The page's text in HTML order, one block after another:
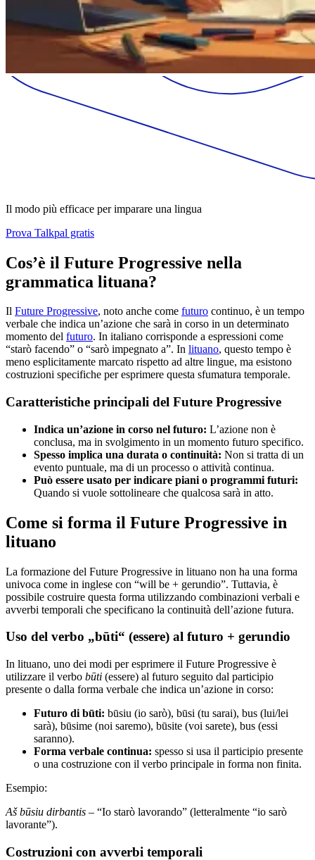
Il modo più efficace per imparare una lingua
Prova Talkpal gratis
Cos’è il Future Progressive nella
grammatica lituana?
Il Future Progressive, noto anche come futuro continuo, è un tempo
verbale che indica un’azione che sarà in corso in un determinato
momento del futuro. In italiano corrisponde a espressioni come
“starò facendo” o “sarò impegnato a”. In lituano, questo tempo è
meno esplicitamente marcato rispetto ad altre lingue, ma esistono
costruzioni specifiche per esprimere questa sfumatura temporale.
Caratteristiche principali del Future Progressive
Indica un’azione in corso nel futuro: L’azione non è
conclusa, ma in svolgimento in un momento futuro specifico.
Spesso implica una durata o continuità: Non si tratta di un
evento puntuale, ma di un processo o attività continua.
Può essere usato per indicare piani o programmi futuri:
Quando si vuole sottolineare che qualcosa sarà in atto.
Come si forma il Future Progressive in
lituano
La formazione del Future Progressive in lituano non ha una forma
univoca come in inglese con “will be + gerundio”. Tuttavia, è
possibile costruire questa forma utilizzando combinazioni verbali e
avverbi temporali che specificano la continuità dell’azione futura.
Uso del verbo „būti“ (essere) al futuro + gerundio
In lituano, uno dei modi per esprimere il Future Progressive è
utilizzare il verbo būti (essere) al futuro seguito dal participio
presente o dalla forma verbale che indica un’azione in corso:
Futuro di būti: būsiu (io sarò), būsi (tu sarai), bus (lui/lei
sarà), būsime (noi saremo), būsite (voi sarete), bus (essi
saranno).
Forma verbale continua: spesso si usa il participio presente
o una costruzione con il verbo principale in forma non finita.
Esempio:
Aš būsiu dirbantis – “Io starò lavorando” (letteralmente “io sarò
lavorante”).
Costruzioni con avverbi temporali